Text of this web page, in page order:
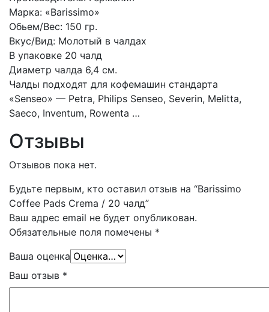
Марка: «Barissimo»
Обьем/Вес: 150 гр.
Вкус/Вид: Молотый в чалдах
В упаковке 20 чалд
Диаметр чалда 6,4 см.
Чалды подходят для кофемашин стандарта
«Senseo» — Petra, Philips Senseo, Severin, Melitta,
Saeco, Inventum, Rowenta …
Отзывы
Отзывов пока нет.
Будьте первым, кто оставил отзыв на “Barissimo
Coffee Pads Crema / 20 чалд”
Ваш адрес email не будет опубликован.
Обязательные поля помечены *
Ваша оценка
Ваш отзыв *